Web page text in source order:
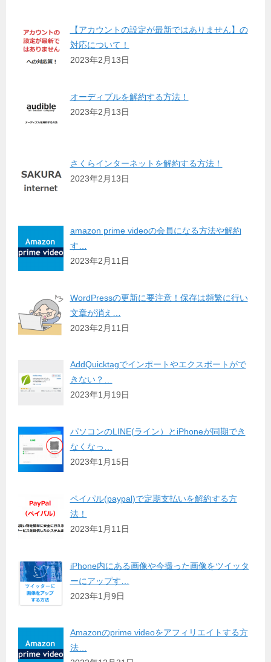
【アカウントの設定が最新ではありません】の
対応について！
2023年2月13日
オーディブルを解約する方法！
2023年2月13日
さくらインターネットを解約する方法！
2023年2月13日
amazon prime videoの会員になる方法や解約
す…
2023年2月11日
WordPressの更新に要注意！保存は頻繁に行い
文章が消え…
2023年2月11日
AddQuicktagでインポートやエクスポートがで
きない？…
2023年1月19日
パソコンのLINE(ライン）とiPhoneが同期でき
なくなっ…
2023年1月15日
ペイパル(paypal)で定期支払いを解約する方
法！
2023年1月11日
iPhone内にある画像や今撮った画像をツイッタ
ーにアップす…
2023年1月9日
Amazonのprime videoをアフィリエイトする方
法…